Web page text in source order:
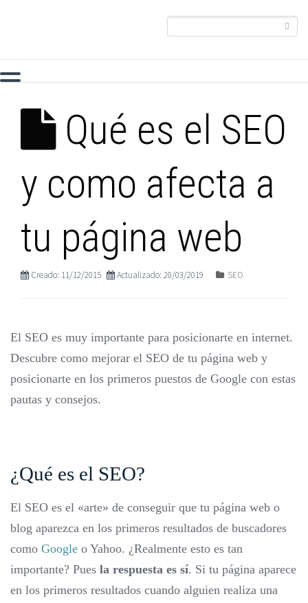
Qué es el SEO
y como afecta a
tu página web
Creado: 11/12/2015 Actualizado: 20/03/2019 SEO
El SEO es muy importante para posicionarte en internet.
Descubre como mejorar el SEO de tu página web y
posicionarte en los primeros puestos de Google con estas
pautas y consejos.
¿Qué es el SEO?
El SEO es el «arte» de conseguir que tu página web o
blog aparezca en los primeros resultados de buscadores
como Google o Yahoo. ¿Realmente esto es tan
importante? Pues la respuesta es sí. Si tu página aparece
en los primeros resultados cuando alguien realiza una